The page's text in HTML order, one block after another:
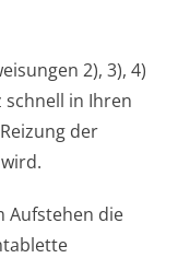
2), 3), 4)
in Ihren
der
Aufstehen die